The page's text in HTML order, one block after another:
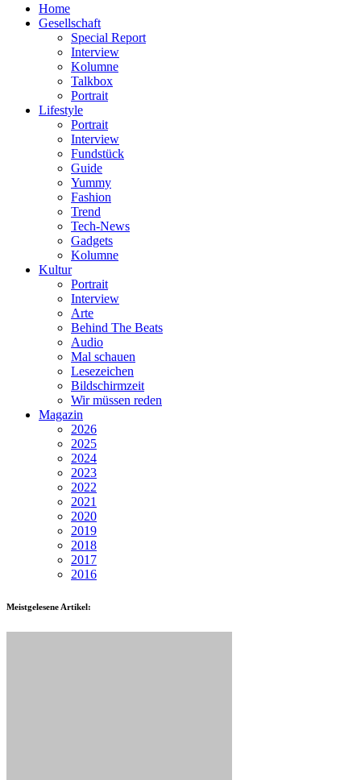
Home
Gesellschaft
Special Report
Interview
Kolumne
Talkbox
Portrait
Lifestyle
Portrait
Interview
Fundstück
Guide
Yummy
Fashion
Trend
Tech-News
Gadgets
Kolumne
Kultur
Portrait
Interview
Arte
Behind The Beats
Audio
Mal schauen
Lesezeichen
Bildschirmzeit
Wir müssen reden
Magazin
2026
2025
2024
2023
2022
2021
2020
2019
2018
2017
2016
Meistgelesene Artikel: